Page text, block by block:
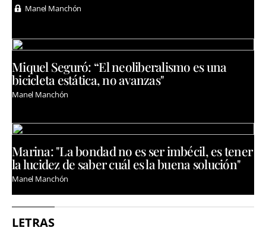
Manel Manchón
Miquel Seguró: “El neoliberalismo es una
bicicleta estática, no avanzas"
Manel Manchón
Marina: "La bondad no es ser imbécil, es tener
la lucidez de saber cuál es la buena solución"
Manel Manchón
LETRAS